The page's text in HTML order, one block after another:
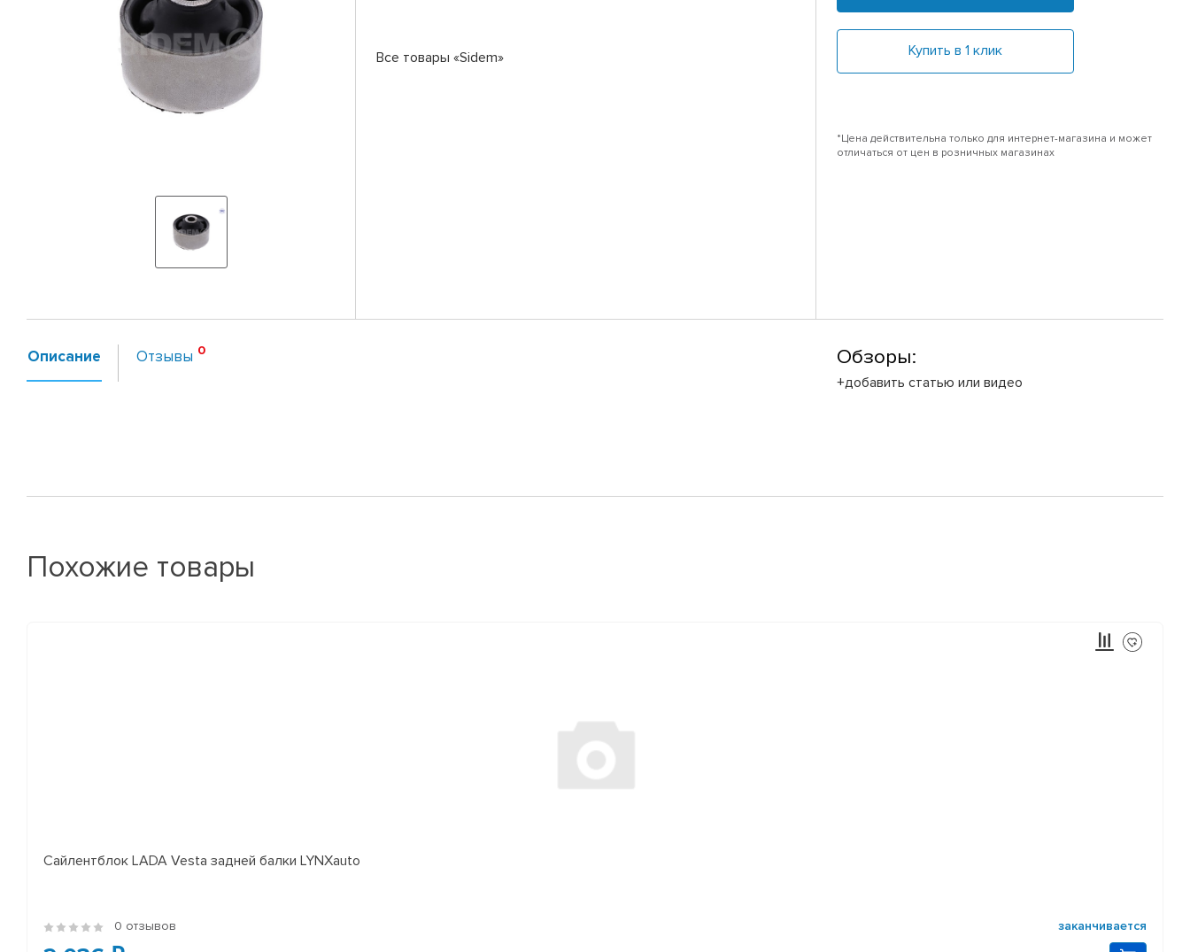
Все товары «Sidem» Купить в 1 клик
*Цена действительна только для интернет-магазина и может
отличаться от цен в розничных магазинах
Описание Отзывы Обзоры:
+добавить статью или видео
Похожие товары
Сайлентблок LADA Vesta задней балки LYNXauto
0 отзывов заканчивается